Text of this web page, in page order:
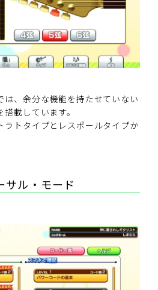
は、余分な機能を持たせていない
載しています。
ラトタイプとレスポールタイプか
サル・モード